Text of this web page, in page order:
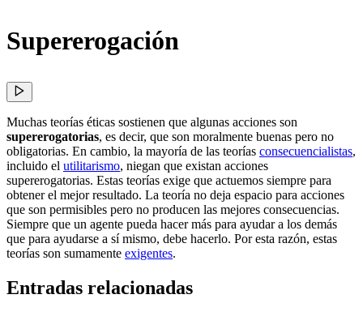
Supererogación
Muchas teorías éticas sostienen que algunas acciones son
supererogatorias, es decir, que son moralmente buenas pero no
obligatorias. En cambio, la mayoría de las teorías consecuencialistas,
incluido el utilitarismo, niegan que existan acciones
supererogatorias. Estas teorías exige que actuemos siempre para
obtener el mejor resultado. La teoría no deja espacio para acciones
que son permisibles pero no producen las mejores consecuencias.
Siempre que un agente pueda hacer más para ayudar a los demás
que para ayudarse a sí mismo, debe hacerlo. Por esta razón, estas
teorías son sumamente exigentes.
Entradas relacionadas